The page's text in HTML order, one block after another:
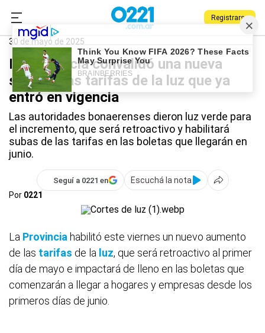
Registrarse
0221.com.ar
Tarifas
30 de mayo de 2025
La Provincia convalidó una nueva
suba de las tarifas de la luz que ya
entró en vigencia
Las autoridades bonaerenses dieron luz verde para
el incremento, que será retroactivo y habilitará
subas de las tarifas en las boletas que llegarán en
junio.
Seguí a 0221 en
Escuchá la nota
Por 0221
La Provincia habilitó este viernes un nuevo aumento
de las tarifas de la luz, que será retroactivo al primer
día de mayo e impactará de lleno en las boletas que
comenzarán a llegar a hogares y empresas desde los
primeros días de junio.